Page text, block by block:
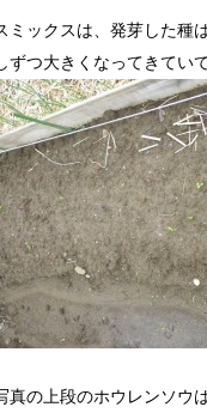
ミックスは、発芽した種
ずつ大きくなってきてい
真の上段のホウレンソウ